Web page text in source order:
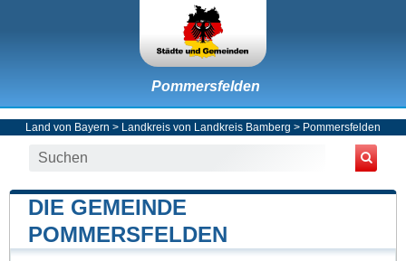
Pommersfelden
Land von Bayern > Landkreis von Landkreis Bamberg > Pommersfelden
DIE GEMEINDE
POMMERSFELDEN